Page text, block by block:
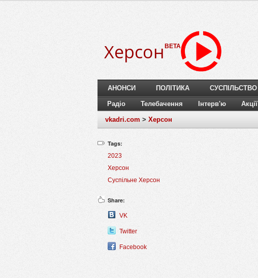
Херсон BETA
АНОНСИ ПОЛІТИКА СУСПІЛЬСТВО
Радіо Телебачення Інтерв'ю Акції
vkadri.com > Херсон
Tags:
2023
Херсон
Суспільне Херсон
Share:
VK
Twitter
Facebook